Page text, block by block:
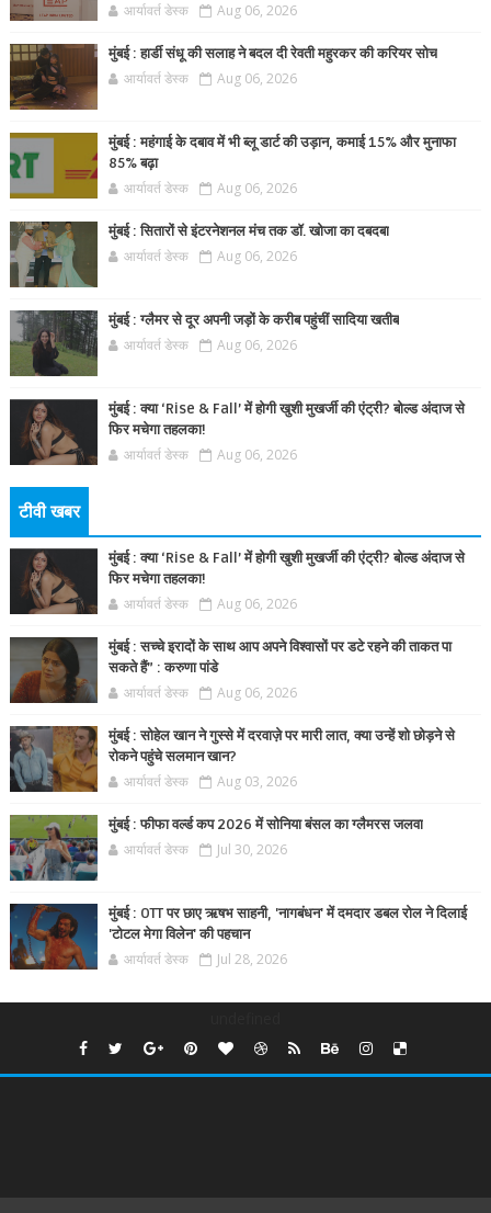
आर्यावर्त डेस्क Aug 06, 2026
मुंबई : हार्डी संधू की सलाह ने बदल दी रेवती महुरकर की करियर सोच
आर्यावर्त डेस्क Aug 06, 2026
मुंबई : महंगाई के दबाव में भी ब्लू डार्ट की उड़ान, कमाई 15% और मुनाफा
85% बढ़ा
आर्यावर्त डेस्क Aug 06, 2026
मुंबई : सितारों से इंटरनेशनल मंच तक डॉ. खोजा का दबदबा
आर्यावर्त डेस्क Aug 06, 2026
मुंबई : ग्लैमर से दूर अपनी जड़ों के करीब पहुंचीं सादिया खतीब
आर्यावर्त डेस्क Aug 06, 2026
मुंबई : क्या ‘Rise & Fall’ में होगी खुशी मुखर्जी की एंट्री? बोल्ड अंदाज से
फिर मचेगा तहलका!
आर्यावर्त डेस्क Aug 06, 2026
टीवी खबर
मुंबई : क्या ‘Rise & Fall’ में होगी खुशी मुखर्जी की एंट्री? बोल्ड अंदाज से
फिर मचेगा तहलका!
आर्यावर्त डेस्क Aug 06, 2026
मुंबई : सच्चे इरादों के साथ आप अपने विश्वासों पर डटे रहने की ताकत पा
सकते हैं” : करुणा पांडे
आर्यावर्त डेस्क Aug 06, 2026
मुंबई : सोहेल खान ने गुस्से में दरवाज़े पर मारी लात, क्या उन्हें शो छोड़ने से
रोकने पहुंचे सलमान खान?
आर्यावर्त डेस्क Aug 03, 2026
मुंबई : फीफा वर्ल्ड कप 2026 में सोनिया बंसल का ग्लैमरस जलवा
आर्यावर्त डेस्क Jul 30, 2026
मुंबई : OTT पर छाए ऋषभ साहनी, 'नागबंधन' में दमदार डबल रोल ने दिलाई
'टोटल मेगा विलेन' की पहचान
आर्यावर्त डेस्क Jul 28, 2026